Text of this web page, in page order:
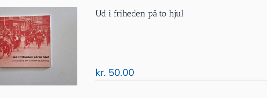
Ud i friheden på to hjul
kr. 50.00